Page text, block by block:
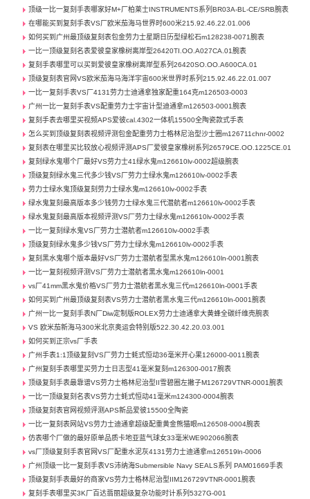
顶级一比一复刻手表哪家好M+厂柏莱士INSTRUMENTS系列BR03A-BL-CE/SRB腕表
在哪能买到复刻手表VS厂欧米茄海马世界时600米215.92.46.22.01.006
如何买到广州最顶级复刻表包金劳力士星期日历型绿松石m128238-0071腕表
一比一顶级复刻名表爱彼皇家橡树离岸型26420TI.OO.A027CA.01腕表
复刻手表哪里可以买到爱彼皇家橡树离岸型系列26420SO.OO.A600CA.01
顶级复刻表官网VS欧米茄海马海洋宇宙600米世界时系列215.92.46.22.01.007
一比一复刻手表VS厂4131劳力士迪通拿独家配重164克m126503-0003
广州一比一复刻手表VS配重劳力士宇宙计型迪通拿m126503-0001腕表
复刻手表去哪里买视频APS爱彼cal.4302一体机15500全陶瓷款式手表
怎么买到顶级复刻表视频评测包金配重劳力士格林尼治型沙士圈m126711chnr-0002
复刻表在哪里买比较放心视频评测APS厂爱彼皇家橡树系列26579CE.OO.1225CE.01
复刻绿水鬼哪个厂最好VS劳力士41绿水鬼m126610lv-0002超级腕表
顶级复刻绿水鬼三代多少钱VS厂劳力士绿水鬼m126610lv-0002手表
劳力士绿水鬼顶级复刻劳力士绿水鬼m126610lv-0002手表
绿水鬼复刻最高版本多少钱劳力士绿水鬼三代潜航者m126610lv-0002手表
绿水鬼复刻最高版本视频评测VS厂劳力士绿水鬼m126610lv-0002手表
一比一复刻绿水鬼VS厂劳力士潜航者m126610lv-0002手表
顶级复刻绿水鬼多少钱VS厂劳力士绿水鬼m126610lv-0002手表
复刻黑水鬼哪个版本最好VS厂劳力士潜航者型黑水鬼m126610ln-0001腕表
一比一复刻视频评测VS厂劳力士潜航者黑水鬼m126610ln-0001
vs厂41mm黑水鬼价格VS厂劳力士潜航者黑水鬼三代m126610ln-0001手表
如何买到广州最顶级复刻表VS劳力士潜航者黑水鬼三代m126610ln-0001腕表
广州一比一复刻手表N厂Diw定制版ROLEX劳力士迪通拿大黄蜂全碳纤维壳腕表
VS 欧米茄新海马300米北京奥运会特别版522.30.42.20.03.001
如何买到正宗vs厂手表
广州手表1:1顶级复刻VS厂劳力士蚝式恒动36毫米开心果126000-0011腕表
广州复刻手表哪里买劳力士日志型41毫米复刻m126300-0017腕表
顶级复刻手表最靠谱VS劳力士格林尼治型II雪碧圈左撇子M126729VTNR-0001腕表
一比一顶级复刻名表VS劳力士蚝式恒动41毫米m124300-0004腕表
顶级复刻表官网视频评测APS新品爱彼15500全陶瓷
一比一复刻表网站VS劳力士迪通拿超级配重黄金熊猫眼m126508-0004腕表
仿表哪个厂做的最好原单品质卡地亚蓝气球女33毫米WE902066腕表
vs厂顶级复刻手表官网VS厂配重水泥灰4131劳力士迪通拿m126519ln-0006
广州顶级一比一复刻手表VS沛纳海Submersible Navy SEALS系列 PAM01669手表
顶级复刻手表最好的商家VS劳力士格林尼治型IIM126729VTNR-0001腕表
复刻手表哪里买3K厂百达翡丽超级复杂功能时计系列5327G-001